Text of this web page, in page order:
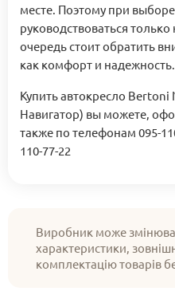
месте. Поэтому при
руководствоваться
очередь стоит обратить
как комфорт и надежность.
Купить автокресло
Навигатор) вы можете,
также по телефонам 095-
110-77-22
Виробник може
характеристики,
комплектацію товарів